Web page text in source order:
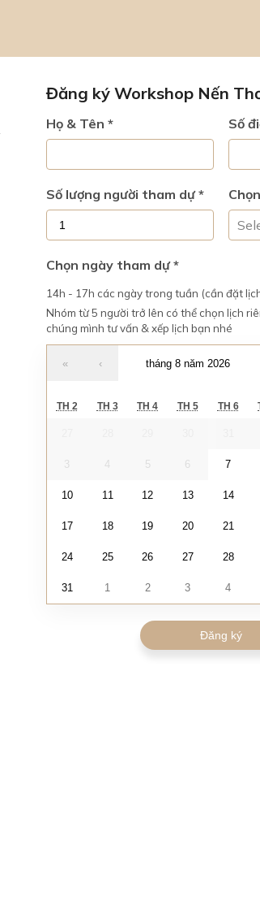
Đăng ký Workshop Nến
Họ & Tên * Số
Số lượng người tham dự *
Chọn ngày tham dự *
14h - 17h các ngày trong tuần (cần đặt
Nhóm từ 5 người trở lên có thể chọn lịch
chúng mình tư vấn & xếp lịch bạn nhé
« ‹ tháng 8 năm 2026
TH 2 TH 3 TH 4 TH 5 TH 6
3 4 5 6 7
10 11 12 13 14
17 18 19 20 21
24 25 26 27 28
31 1 2 3 4
Đăng ký